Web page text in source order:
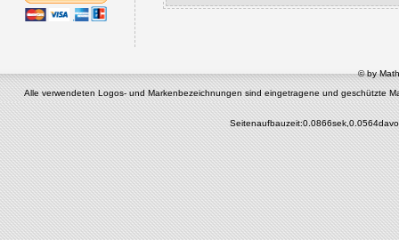
© by
Alle verwendeten Logos- und Markenbezeichnungen sind eingetragene und geschützte